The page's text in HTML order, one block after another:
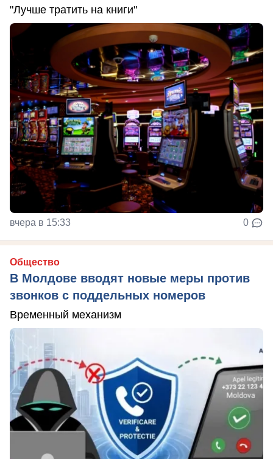
"Лучше тратить на книги"
вчера в 15:33 0
Общество
В Молдове вводят новые меры против
звонков с поддельных номеров
Временный механизм